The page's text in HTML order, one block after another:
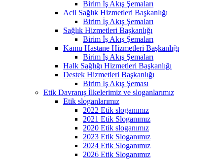
Birim İş Akış Şemaları
Acil Sağlık Hizmetleri Başkanlığı
Birim İş Akış Şemaları
Sağlık Hizmetleri Başkanlığı
Birim İş Akış Şemaları
Kamu Hastane Hizmetleri Başkanlığı
Birim İş Akış Şemaları
Halk Sağlığı Hizmetleri Başkanlığı
Destek Hizmetleri Başkanlığı
Birim İş Akış Şeması
Etik Davranış İlkelerimiz ve sloganlarımız
Etik sloganlarımız
2022 Etik sloganımız
2021 Etik Sloganımız
2020 Etik sloganımız
2023 Etik Sloganımız
2024 Etik Sloganımız
2026 Etik Sloganımız